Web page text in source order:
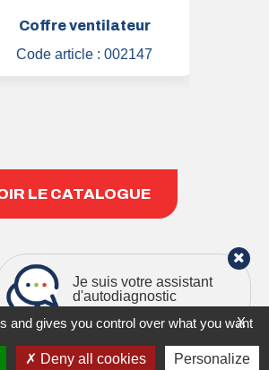
Coffre ventilateur
Code article :002147
LE CATALOGUE
PLAN DU SITE
INDUSTRIE CréationGENIUS AND CO
Je suis votre assistant
d'autodiagnostic
X
and gives you control over what you want
Deny all cookies Personalize